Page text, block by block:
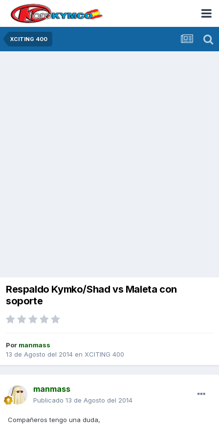
XCITING 400
Respaldo Kymko/Shad vs Maleta con
soporte
Por manmass
13 de Agosto del 2014 en XCITING 400
manmass
Publicado 13 de Agosto del 2014
Compañeros tengo una duda,